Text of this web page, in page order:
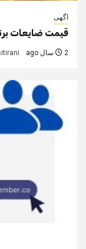
اگهی
قیمت ضایعات برنج
2 سال ago